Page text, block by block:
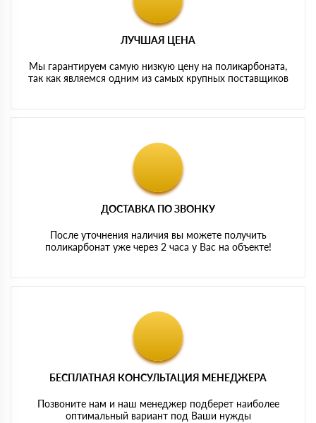
ЛУЧШАЯ ЦЕНА
Мы гарантируем самую низкую цену на поликарбоната,
так как являемся одним из самых крупных поставщиков
ДОСТАВКА ПО ЗВОНКУ
После уточнения наличия вы можете получить
поликарбонат уже через 2 часа у Вас на объекте!
БЕСПЛАТНАЯ КОНСУЛЬТАЦИЯ МЕНЕДЖЕРА
Позвоните нам и наш менеджер подберет наиболее
оптимальный вариант под Ваши нужды